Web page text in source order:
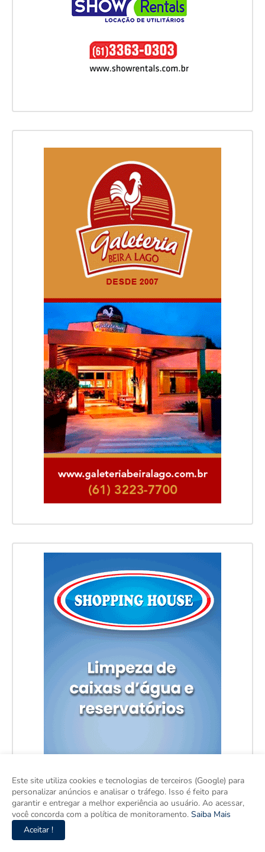
Este site utiliza cookies e tecnologias de terceiros (Google) para
personalizar anúncios e analisar o tráfego. Isso é feito para
garantir e entregar a melhor experiência ao usuário. Ao acessar,
você concorda com a política de monitoramento. Saiba Mais
Aceitar !